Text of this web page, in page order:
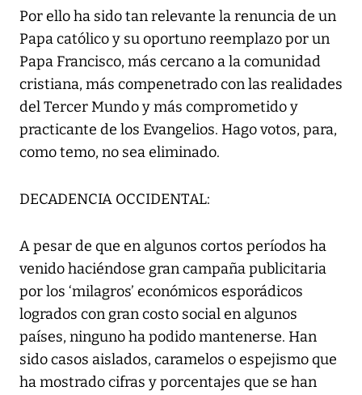
Por ello ha sido tan relevante la renuncia de un
Papa católico y su oportuno reemplazo por un
Papa Francisco, más cercano a la comunidad
cristiana, más compenetrado con las realidades
del Tercer Mundo y más comprometido y
practicante de los Evangelios. Hago votos, para,
como temo, no sea eliminado.
DECADENCIA OCCIDENTAL:
A pesar de que en algunos cortos períodos ha
venido haciéndose gran campaña publicitaria
por los ‘milagros’ económicos esporádicos
logrados con gran costo social en algunos
países, ninguno ha podido mantenerse. Han
sido casos aislados, caramelos o espejismo que
ha mostrado cifras y porcentajes que se han